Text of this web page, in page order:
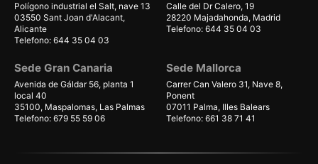
Polígono industrial el Salt, nave 13
03550 Sant Joan d'Alacant,
Alicante
Telefono: 644 35 04 03
Calle del Dr Calero, 19
28220 Majadahonda, Madrid
Telefono: 644 35 04 03
Sede Gran Canaria
Avenida de Gáldar 56, planta 1
local 40
35100, Maspalomas, Las Palmas
Telefono: 679 55 59 06
Sede Mallorca
Carrer Can Valero 31, Nave 8,
Ponent
07011 Palma, Illes Balears
Telefono: 661 38 71 41